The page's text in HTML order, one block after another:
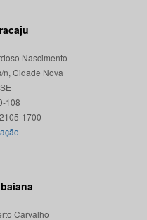
Nascimento
n, Cidade Nova
108
Carvalho